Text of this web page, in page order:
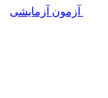
آزمون آزمایشی